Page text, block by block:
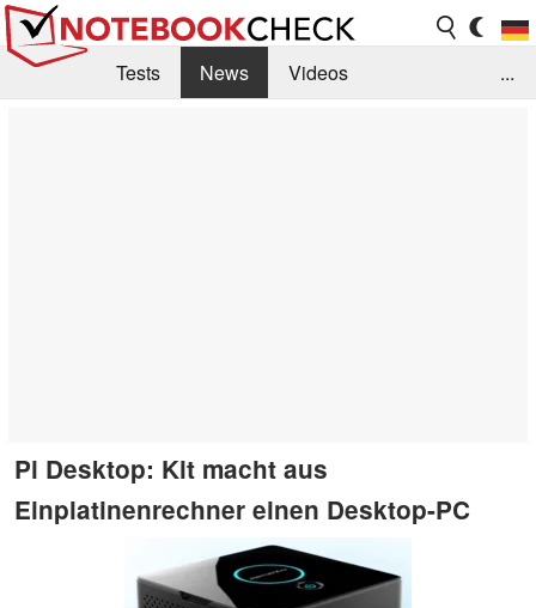
Tests News
Videos
...
Pi Desktop: Kit macht aus
Einplatinenrechner einen Desktop-PC